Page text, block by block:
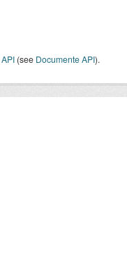
API (see Documente API).